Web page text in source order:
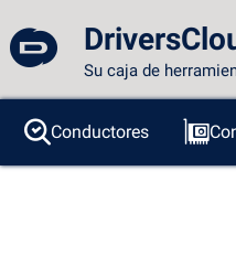
Su caja de
Conductores
Sondas